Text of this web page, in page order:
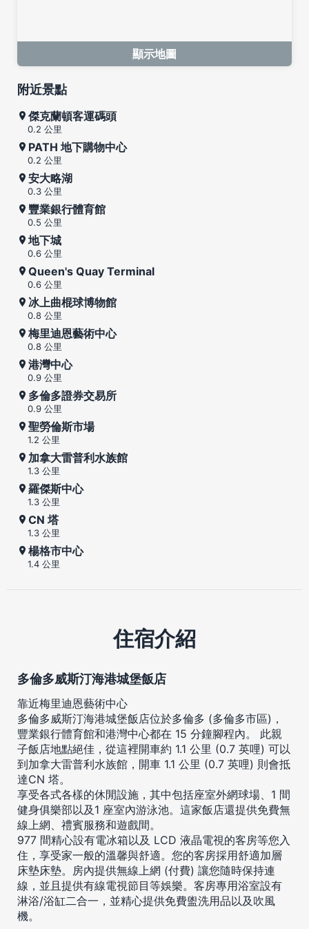
顯示地圖
附近景點
傑克蘭頓客運碼頭
0.2 公里
PATH 地下購物中心
0.2 公里
安大略湖
0.3 公里
豐業銀行體育館
0.5 公里
地下城
0.6 公里
Queen's Quay Terminal
0.6 公里
冰上曲棍球博物館
0.8 公里
梅里迪恩藝術中心
0.8 公里
港灣中心
0.9 公里
多倫多證券交易所
0.9 公里
聖勞倫斯市場
1.2 公里
加拿大雷普利水族館
1.3 公里
羅傑斯中心
1.3 公里
CN 塔
1.3 公里
楊格市中心
1.4 公里
住宿介紹
多倫多威斯汀海港城堡飯店
靠近梅里迪恩藝術中心
多倫多威斯汀海港城堡飯店位於多倫多 (多倫多市區)，
豐業銀行體育館和港灣中心都在 15 分鐘腳程內。 此親
子飯店地點絕佳，從這裡開車約 1.1 公里 (0.7 英哩) 可以
到加拿大雷普利水族館，開車 1.1 公里 (0.7 英哩) 則會抵
達CN 塔。
享受各式各樣的休閒設施，其中包括座室外網球場、1 間
健身俱樂部以及1 座室內游泳池。這家飯店還提供免費無
線上網、禮賓服務和遊戲間。
977 間精心設有電冰箱以及 LCD 液晶電視的客房等您入
住，享受家一般的溫馨與舒適。您的客房採用舒適加層
床墊床墊。房內提供無線上網 (付費) 讓您隨時保持連
線，並且提供有線電視節目等娛樂。客房專用浴室設有
淋浴/浴缸二合一，並精心提供免費盥洗用品以及吹風
機。